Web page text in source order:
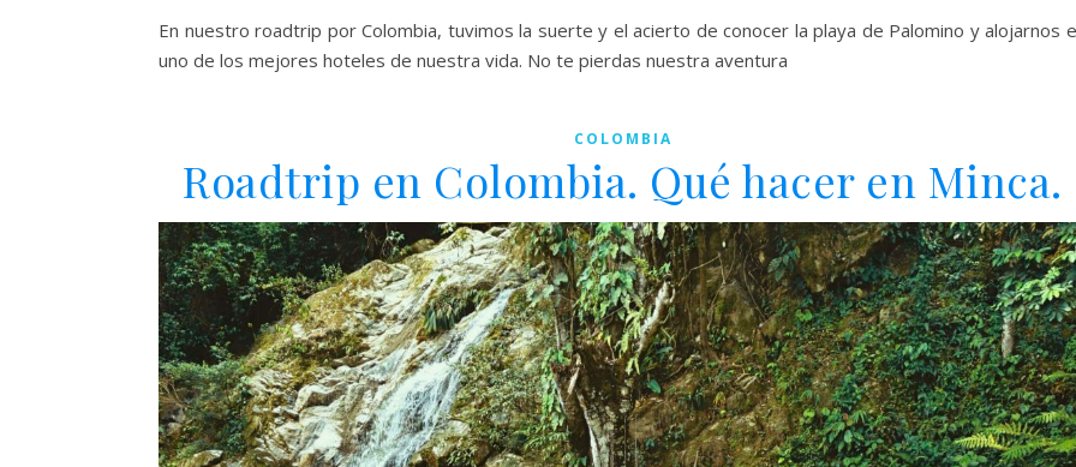
En nuestro roadtrip por Colombia, tuvimos la suerte y el acierto de conocer la playa de Palomino y alojarnos
uno de los mejores hoteles de nuestra vida. No te pierdas nuestra aventura
COLOMBIA
Roadtrip en Colombia. Qué hacer en Minca.